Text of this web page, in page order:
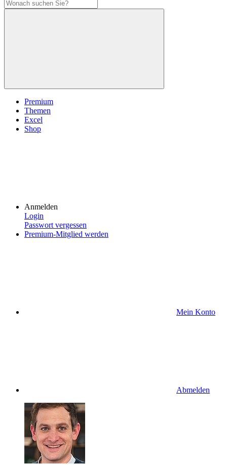
Premium
Themen
Excel
Shop
Anmelden
Login
Passwort vergessen
Premium-Mitglied werden
Mein Konto
Abmelden